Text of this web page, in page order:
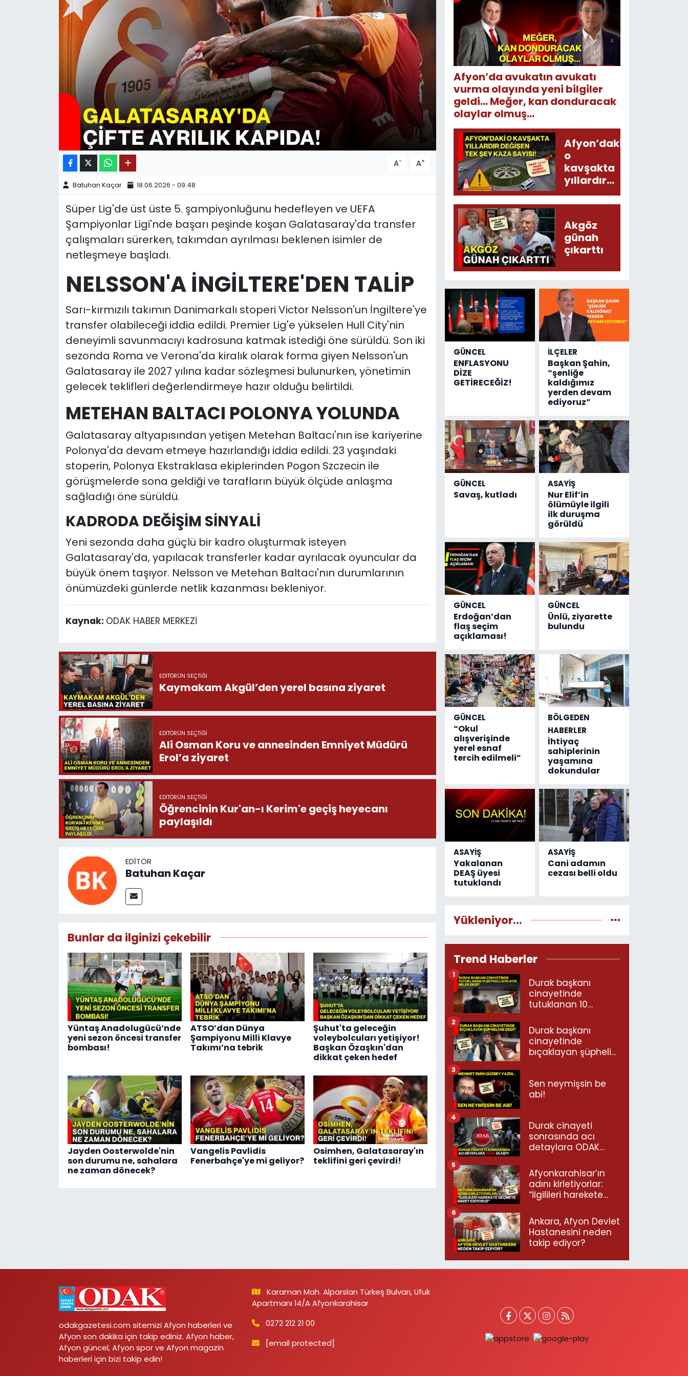
A- A+
Batuhan Kaçar 18.06.2026 - 09:48
Süper Lig'de üst üste 5. şampiyonluğunu hedefleyen ve UEFA
Şampiyonlar Ligi'nde başarı peşinde koşan Galatasaray'da transfer
çalışmaları sürerken, takımdan ayrılması beklenen isimler de
netleşmeye başladı.
NELSSON'A İNGİLTERE'DEN TALİP
Sarı-kırmızılı takımın Danimarkalı stoperi Victor Nelsson'un İngiltere'ye
transfer olabileceği iddia edildi. Premier Lig'e yükselen Hull City'nin
deneyimli savunmacıyı kadrosuna katmak istediği öne sürüldü. Son iki
sezonda Roma ve Verona'da kiralık olarak forma giyen Nelsson'un
Galatasaray ile 2027 yılına kadar sözleşmesi bulunurken, yönetimin
gelecek teklifleri değerlendirmeye hazır olduğu belirtildi.
METEHAN BALTACI POLONYA YOLUNDA
Galatasaray altyapısından yetişen Metehan Baltacı'nın ise kariyerine
Polonya'da devam etmeye hazırlandığı iddia edildi. 23 yaşındaki
stoperin, Polonya Ekstraklasa ekiplerinden Pogon Szczecin ile
görüşmelerde sona geldiği ve tarafların büyük ölçüde anlaşma
sağladığı öne sürüldü.
KADRODA DEĞİŞİM SİNYALİ
Yeni sezonda daha güçlü bir kadro oluşturmak isteyen
Galatasaray'da, yapılacak transferler kadar ayrılacak oyuncular da
büyük önem taşıyor. Nelsson ve Metehan Baltacı'nın durumlarının
önümüzdeki günlerde netlik kazanması bekleniyor.
Kaynak: ODAK HABER MERKEZİ
EDITÖRÜN SEÇTIĞI
Kaymakam Akgül’den yerel basına ziyaret
EDITÖRÜN SEÇTIĞI
Ali Osman Koru ve annesinden Emniyet Müdürü
Erol’a ziyaret
EDITÖRÜN SEÇTIĞI
Öğrencinin Kur'an-ı Kerim'e geçiş heyecanı
paylaşıldı
EDITÖR
Batuhan Kaçar
Bunlar da ilginizi çekebilir
Yüntaş Anadolugücü’nde
yeni sezon öncesi transfer
bombası!
ATSO’dan Dünya
Şampiyonu Milli Klavye
Takımı’na tebrik
Şuhut'ta geleceğin
voleybolcuları yetişiyor!
Başkan Özaşkın'dan
dikkat çeken hedef
Jayden Oosterwolde'nin
son durumu ne, sahalara
ne zaman dönecek?
Vangelis Pavlidis
Fenerbahçe'ye mi geliyor?
Osimhen, Galatasaray'ın
teklifini geri çevirdi!
Afyon’da avukatın avukatı
vurma olayında yeni bilgiler
geldi... Meğer, kan donduracak
olaylar olmuş...
Afyon’daki
o
kavşakta
yıllardır
değişen
tek şey
sayısı!
Akgöz
günah
çıkarttı
GÜNCEL
ENFLASYONU
DİZE
GETİRECEĞİZ!
İLÇELER
Başkan Şahin,
“şenliğe
kaldığımız
yerden devam
ediyoruz”
GÜNCEL
Savaş, kutladı
ASAYİŞ
Nur Elif’in
ölümüyle ilgili
ilk duruşma
görüldü
GÜNCEL
Erdoğan’dan
flaş seçim
açıklaması!
GÜNCEL
Ünlü, ziyarette
bulundu
GÜNCEL
“Okul
alışverişinde
yerel esnaf
tercih edilmeli”
BÖLGEDEN
HABERLER
İhtiyaç
sahiplerinin
yaşamına
dokundular
ASAYİŞ
Yakalanan
DEAŞ üyesi
tutuklandı
ASAYİŞ
Cani adamın
cezası belli oldu
Yükleniyor...
Trend Haberler
Durak başkanı
cinayetinde
tutuklanan 10
neler dedi?
1
Durak başkanı
cinayetinde
bıçaklayan şüpheli
2
Sen neymişsin be
abi!
3
Durak cinayeti
sonrasında acı
detaylara ODAK
4
Afyonkarahisar’ın
adını kirletiyorlar:
“İlgilileri harekete
ediyoruz”
5
Ankara, Afyon Devlet
Hastanesini neden
takip ediyor?
6
odakgazetesi.com sitemizi Afyon haberleri ve
Afyon son dakika için takip ediniz. Afyon haber,
Afyon güncel, Afyon spor ve Afyon magazin
haberleri için bizi takip edin!
Karaman Mah. Alparslan Türkeş Bulvarı, Ufuk
Apartmanı 14/A Afyonkarahisar
0272 212 21 00
[email protected]
11:11 MANŞET